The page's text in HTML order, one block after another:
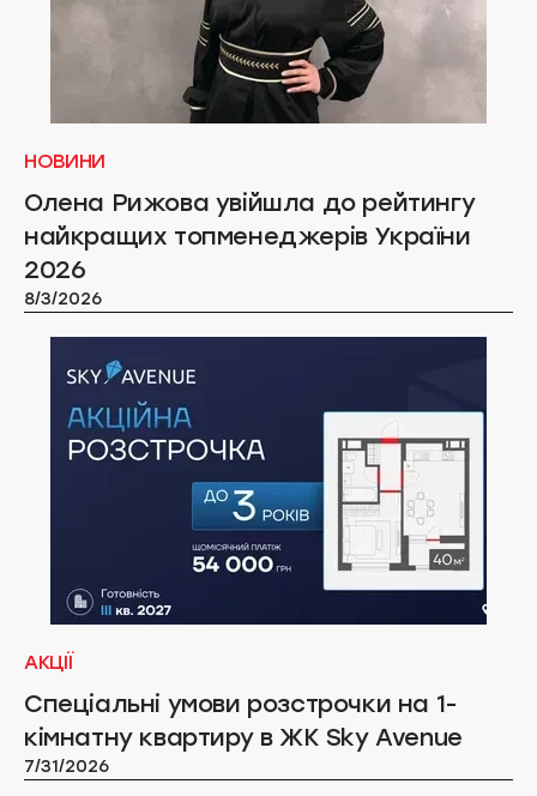
НОВИНИ
Олена Рижова увійшла до рейтингу
найкращих топменеджерів України
2026
8/3/2026
АКЦІЇ
Спеціальні умови розстрочки на 1-
кімнатну квартиру в ЖК Sky Avenue
7/31/2026